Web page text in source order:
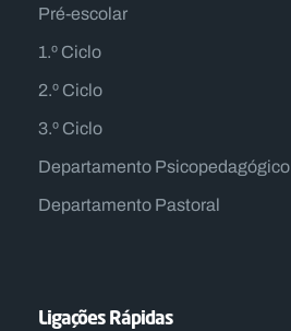
Pré-escolar
1.º Ciclo
2.º Ciclo
3.º Ciclo
Departamento Psicopedagógico
Departamento Pastoral
Ligações Rápidas